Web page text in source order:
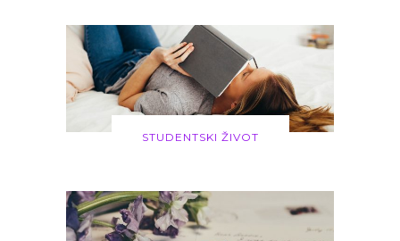
STUDENTSKI ŽIVOT